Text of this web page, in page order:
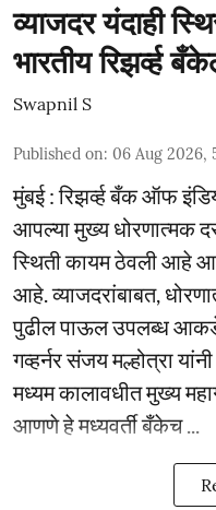
व्याजदर यंदाही
भारतीय रिझर्व्ह
Swapnil S
Published on: 06 Aug 2026,
मुंबई : रिझर्व्ह बँक ऑफ
आपल्या मुख्य धोरणात्मक
स्थिती कायम ठेवली आहे
आहे. व्याजदरांबाबत,
पुढील पाऊल उपलब्ध
गव्हर्नर संजय मल्होत्रा
मध्यम कालावधीत मुख्य
आणणे हे मध्यवर्ती बँकेच ...